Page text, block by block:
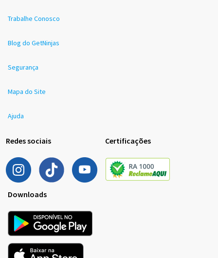
Trabalhe Conosco
Blog do GetNinjas
Segurança
Mapa do Site
Ajuda
Redes sociais Certificações
Downloads